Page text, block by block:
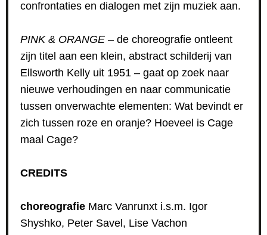
confrontaties en dialogen met zijn muziek aan.
PINK & ORANGE – de choreografie ontleent
zijn titel aan een klein, abstract schilderij van
Ellsworth Kelly uit 1951 – gaat op zoek naar
nieuwe verhoudingen en naar communicatie
tussen onverwachte elementen: Wat bevindt er
zich tussen roze en oranje? Hoeveel is Cage
maal Cage?
CREDITS
choreografie Marc Vanrunxt i.s.m. Igor
Shyshko, Peter Savel, Lise Vachon